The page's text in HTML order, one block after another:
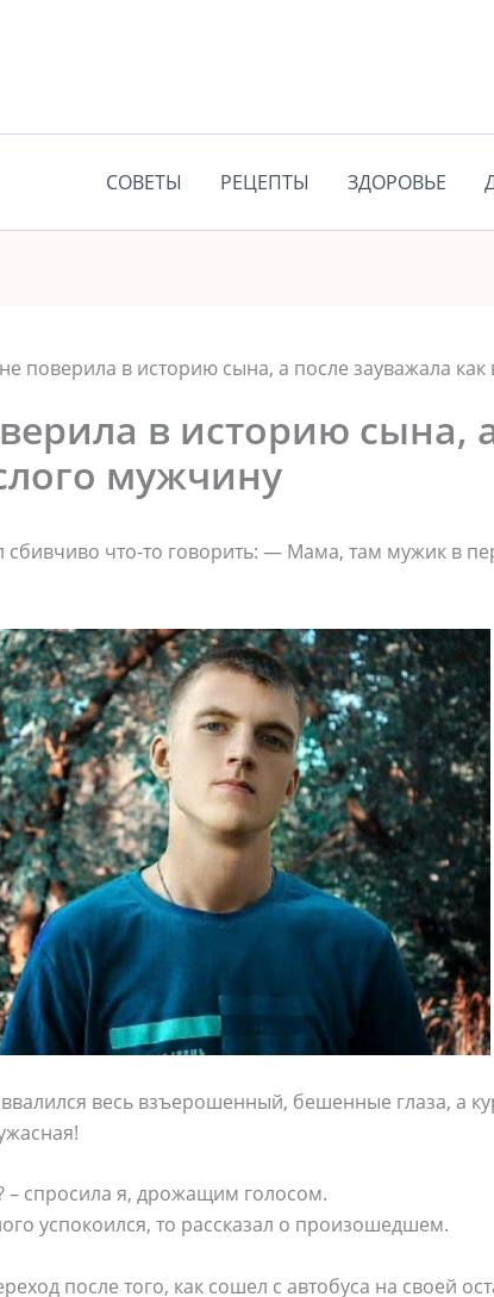
СОВЕТЫ РЕЦЕПТЫ ЗДОРОВЬЕ
поверила в историю сына, а после зауважала как
в историю сына,
мужчину
сбивчиво что-то говорить: — Мама, там мужик в
весь взъерошенный, бешенные глаза, а
спросила я, дрожащим голосом.
успокоился, то рассказал о произошедшем.
после того, как сошел с автобуса на своей